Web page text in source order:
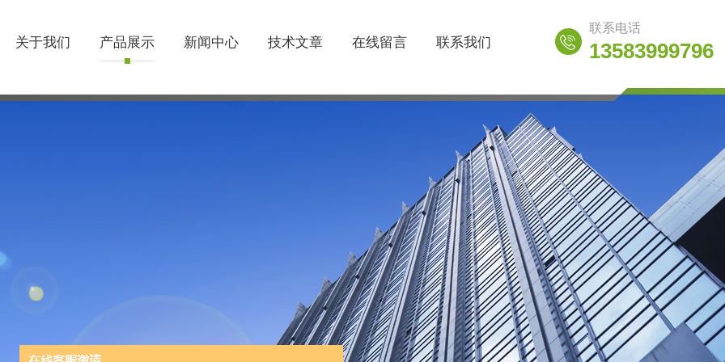
关于我们 产品展示 新闻中心 技术文章 在线留言 联系我们
联系电话
13583999796